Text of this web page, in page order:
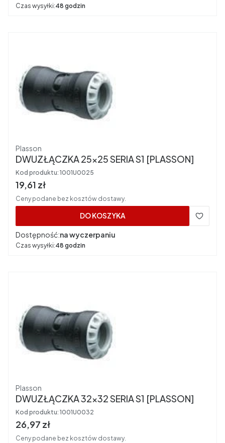
Czas wysyłki:48 godzin
Producent
Plasson
DWUZŁĄCZKA 25x25 SERIA S1 [PLASSON]
Kod produktu: 1001U0025
Cena brutto
19,61 zł
Ceny podane bez kosztów dostawy.
DO KOSZYKA
Dostępność:na wyczerpaniu
Czas wysyłki:48 godzin
Producent
Plasson
DWUZŁĄCZKA 32x32 SERIA S1 [PLASSON]
Kod produktu: 1001U0032
Cena brutto
26,97 zł
Ceny podane bez kosztów dostawy.